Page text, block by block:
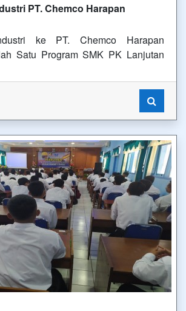
PT. Chemco Harapan
ke PT. Chemco Harapan
Satu Program SMK PK Lanjutan